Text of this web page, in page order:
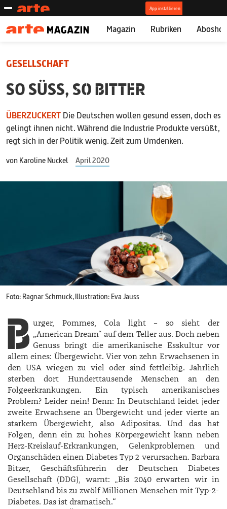
Magazin Rubriken
GESELLSCHAFT
SO SÜSS, SO BITTER
ÜBERZUCKERT Die Deutschen wollen gesund essen, doch es
gelingt ihnen nicht. Während die Industrie Produkte versüßt,
regt sich in der Politik wenig. Zeit zum Umdenken.
vonKaroline Nuckel April 2020
Foto: Ragnar Schmuck, Illustration: Eva Jauss
B urger, Pommes, Cola light – so sieht der
„American Dream“ auf dem Teller aus. Doch neben
Genuss bringt die amerikanische Esskultur vor
allem eines: Übergewicht. Vier von zehn Erwachsenen in
den USA wiegen zu viel oder sind fettleibig. Jährlich
sterben dort Hunderttausende Menschen an den
Folgeerkrankungen. Ein typisch amerikanisches
Problem? Leider nein! Denn: In Deutschland leidet jeder
zweite Erwachsene an Übergewicht und jeder vierte an
starkem Übergewicht, also Adipositas. Und das hat
Folgen, denn ein zu hohes Körpergewicht kann neben
Herz-Kreislauf-­Erkrankungen, Gelenkproblemen und
Organschäden einen Diabetes Typ 2 verursachen. ­Barbara
­Bitzer, Geschäftsführerin der Deutschen Diabetes
Gesellschaft (DDG), warnt: „Bis 2040 erwarten wir in
Deutschland bis zu zwölf Millionen Menschen mit Typ-2-
Diabetes. Das ist dramatisch.“